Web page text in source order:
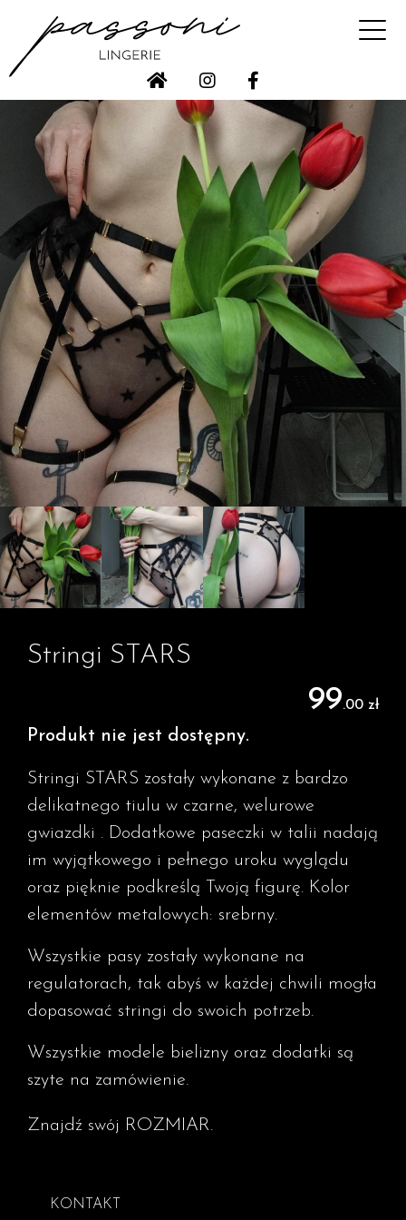
Stringi STARS
99.00 zł
Produkt nie jest dostępny.
Stringi STARS zostały wykonane z bardzo
delikatnego tiulu w czarne, welurowe
gwiazdki . Dodatkowe paseczki w talii nadają
im wyjątkowego i pełnego uroku wyglądu
oraz pięknie podkreślą Twoją figurę. Kolor
elementów metalowych: srebrny.
Wszystkie pasy zostały wykonane na
regulatorach, tak abyś w każdej chwili mogła
dopasować stringi do swoich potrzeb.
Wszystkie modele bielizny oraz dodatki są
szyte na zamówienie.
Znajdź swój ROZMIAR.
KONTAKT